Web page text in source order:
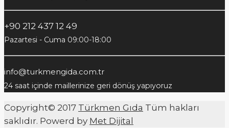
+90 212 437 12 49
Pazartesi - Cuma 09:00-18:00
info@turkmengida.com.tr
24 saat içinde maillerinize geri dönüş yapıyoruz
Copyright© 2017 Türkmen Gıda Tüm hakları
saklıdır. Powerd by Met Dijital